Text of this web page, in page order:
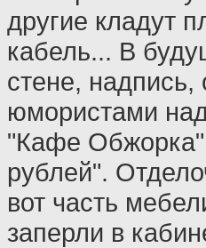
другие кладут
кабель... В
стене,
юмористами
"Кафе
рублей".
вот часть
заперли в